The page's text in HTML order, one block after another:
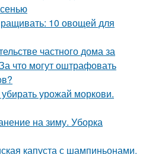
10 овощей для
частного дома за
что могут оштрафовать
урожай моркови.
на зиму. Уборка
капуста с шампиньонами.